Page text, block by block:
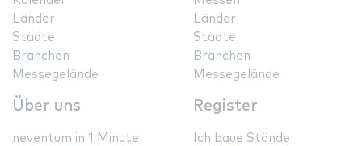
Länder
Städte
Branchen
Messegelände
Länder
Städte
Branchen
Messegelände
Über uns
neventum in 1 Minute
Register
Ich baue Stände